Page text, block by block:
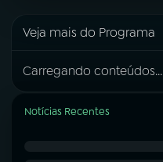
Veja mais do Programa
Carregando conteúdos...
Notícias Recentes